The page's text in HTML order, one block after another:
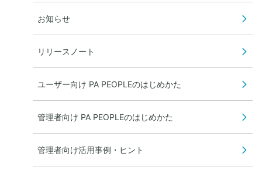
お知らせ
リリースノート
ユーザー向け PA PEOPLEのはじめかた
管理者向け PA PEOPLEのはじめかた
管理者向け活用事例・ヒント